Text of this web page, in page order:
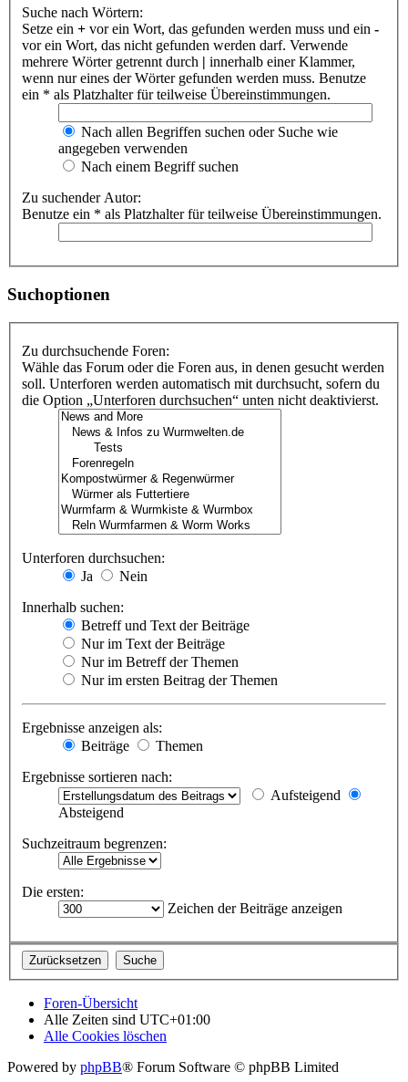
Suche nach Wörtern:
Setze ein + vor ein Wort, das gefunden werden muss und ein -
vor ein Wort, das nicht gefunden werden darf. Verwende
mehrere Wörter getrennt durch | innerhalb einer Klammer,
wenn nur eines der Wörter gefunden werden muss. Benutze
ein * als Platzhalter für teilweise Übereinstimmungen.
Nach allen Begriffen suchen oder Suche wie
angegeben verwenden
Nach einem Begriff suchen
Zu suchender Autor:
Benutze ein * als Platzhalter für teilweise Übereinstimmungen.
Suchoptionen
Zu durchsuchende Foren:
Wähle das Forum oder die Foren aus, in denen gesucht werden
soll. Unterforen werden automatisch mit durchsucht, sofern du
die Option „Unterforen durchsuchen“ unten nicht deaktivierst.
Unterforen durchsuchen:
Ja
Nein
Innerhalb suchen:
Betreff und Text der Beiträge
Nur im Text der Beiträge
Nur im Betreff der Themen
Nur im ersten Beitrag der Themen
Ergebnisse anzeigen als:
Beiträge
Themen
Ergebnisse sortieren nach:
Aufsteigend
Absteigend
Suchzeitraum begrenzen:
Die ersten:
Zeichen der Beiträge anzeigen
Foren-Übersicht
Alle Zeiten sind UTC+01:00
Alle Cookies löschen
Powered by phpBB® Forum Software © phpBB Limited